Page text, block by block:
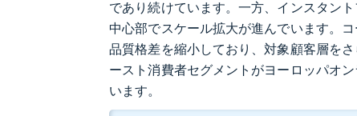
であり続けています。一方、インスタン
中心部でスケール拡大が進んでいます。
品質格差を縮小しており、対象顧客層を
ースト消費者セグメントがヨーロッパオ
います。